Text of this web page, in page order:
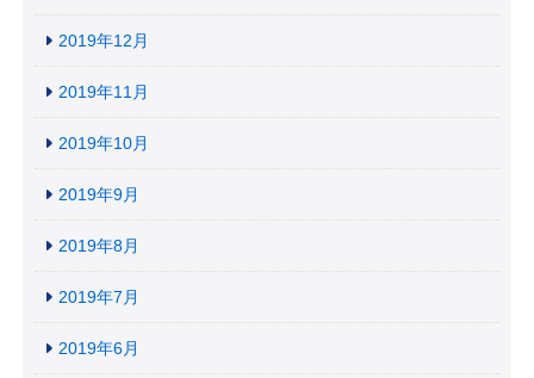
2019年12月
2019年11月
2019年10月
2019年9月
2019年8月
2019年7月
2019年6月